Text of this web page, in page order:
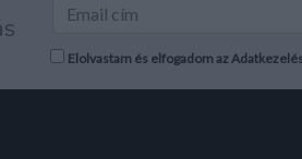
Elolvastam és elfogadom az